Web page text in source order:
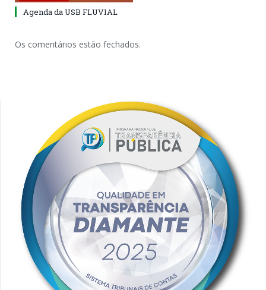
Agenda da USB FLUVIAL
Os comentários estão fechados.